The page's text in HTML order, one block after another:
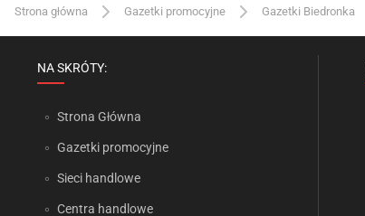
Strona główna Gazetki promocyjne Gazetki Biedronka
NA SKRÓTY:
Strona Główna
Gazetki promocyjne
Sieci handlowe
Centra handlowe